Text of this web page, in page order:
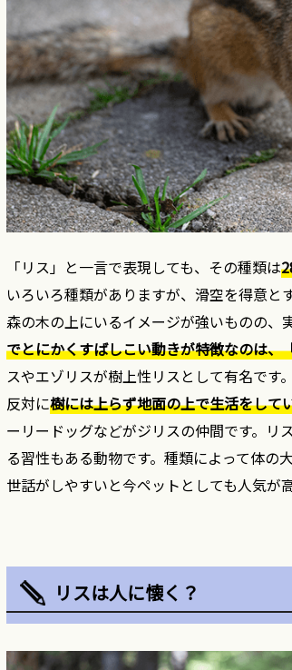
「リス」と一言で表現しても、その種類は
いろいろ種類がありますが、滑空を得意と
森の木の上にいるイメージが強いものの、
でとにかくすばしこい動きが特徴なのは、
スやエゾリスが樹上性リスとして有名です。
反対に樹には上らず地面の上で生活をして
ーリードッグなどがジリスの仲間です。リ
る習性もある動物です。種類によって体の
世話がしやすいと今ペットとしても人気が
リスは人に懐く？